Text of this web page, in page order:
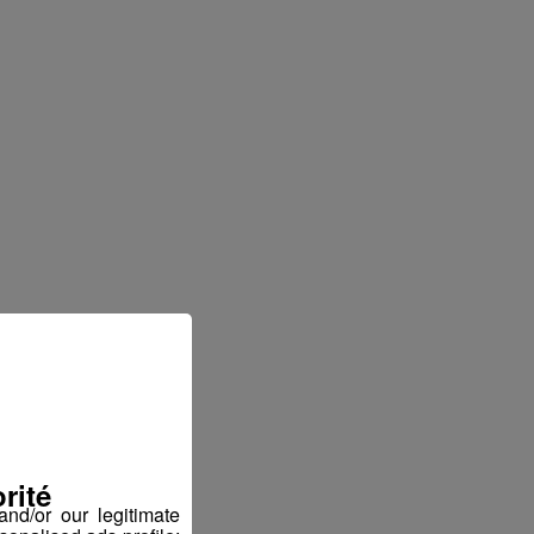
or our legitimate